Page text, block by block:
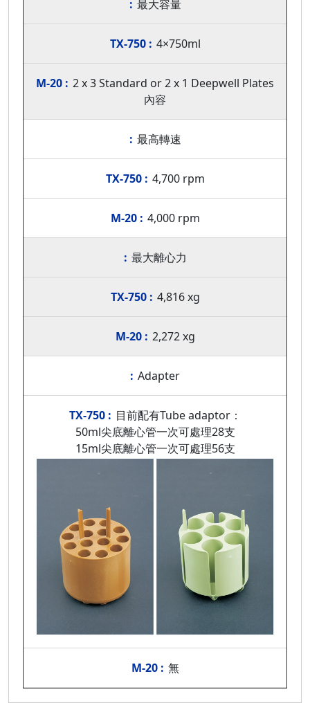
最大容量
4×750ml
2 x 3 Standard or 2 x 1 Deepwell Plates
內容
最高轉速
4,700 rpm
4,000 rpm
最大離心力
4,816 xg
2,272 xg
Adapter
目前配有Tube adaptor：
50ml尖底離心管一次可處理28支
15ml尖底離心管一次可處理56支
無